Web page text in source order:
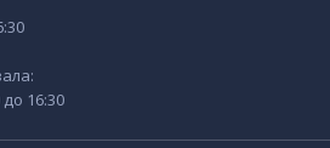
16:30